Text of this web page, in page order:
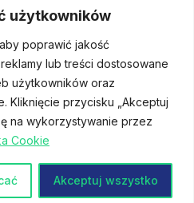
użytkowników
poprawić jakość
lub treści dostosowane
użytkowników oraz
Kliknięcie przycisku „Akceptuj
na wykorzystywanie przez
Cookie
Akceptuj wszystko
Wszelkie prawa zastrzeżone
PL